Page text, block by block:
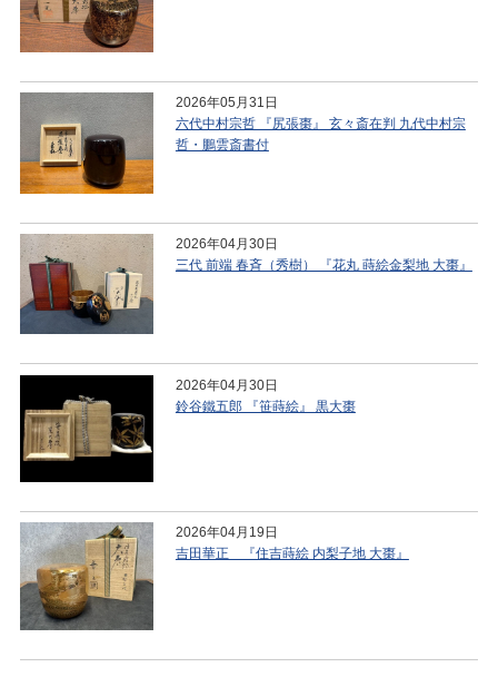
2026年05月31日
六代中村宗哲 『尻張棗』 玄々斎在判 九代中村宗
哲・鵬雲斎書付
2026年04月30日
三代 前端 春斉（秀樹） 『花丸 蒔絵金梨地 大棗』
2026年04月30日
鈴谷鐵五郎 『笹蒔絵』 黒大棗
2026年04月19日
吉田華正 『住吉蒔絵 内梨子地 大棗』